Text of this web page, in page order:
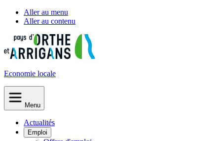
Aller au menu
Aller au contenu
Economie locale
Menu
Actualités
Emploi